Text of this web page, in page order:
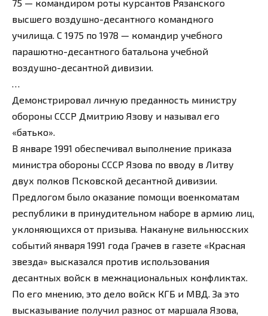
75 — командиром роты курсантов Рязанского
высшего воздушно-десантного командного
училища. С 1975 по 1978 — командир учебного
парашютно-десантного батальона учебной
воздушно-десантной дивизии.
…
Демонстрировал личную преданность министру
обороны СССР Дмитрию Язову и называл его
«батько».
В январе 1991 обеспечивал выполнение приказа
министра обороны СССР Язова по вводу в Литву
двух полков Псковской десантной дивизии.
Предлогом было оказание помощи военкоматам
республики в принудительном наборе в армию лиц,
уклоняющихся от призыва. Накануне вильнюсских
событий января 1991 года Грачев в газете «Красная
звезда» высказался против использования
десантных войск в межнациональных конфликтах.
По его мнению, это дело войск КГБ и МВД. За это
высказывание получил разнос от маршала Язова,